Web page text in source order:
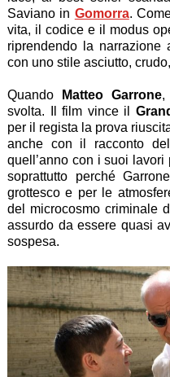
Saviano in Gomorra.
vita, il codice e il modus
riprendendo la
con uno stile asciutto,
Quando Matteo Garrone,
svolta. Il film vince il
per il regista la prova
anche con il racconto
quell’anno con i suoi
soprattutto perché
grottesco e per le
del microcosmo criminale
assurdo da essere quasi
sospesa.